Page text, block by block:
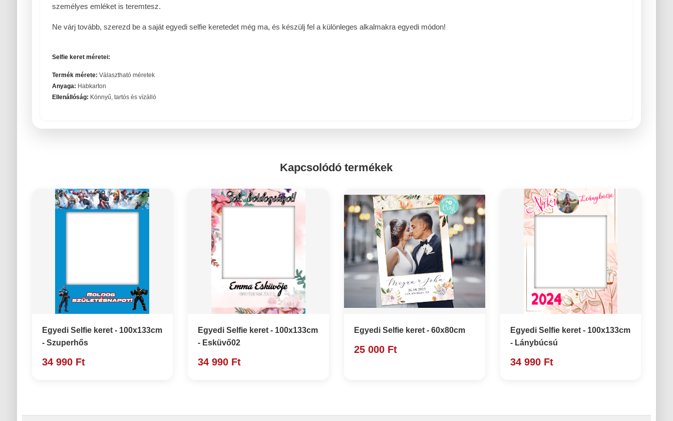
személyes emléket is teremtesz.
Ne várj tovább, szerezd be a saját egyedi selfie keretedet még ma, és készülj fel a különleges alkalmakra egyedi módon!
Selfie keret méretei:
Termék mérete: Választható méretek
Anyaga: Habkarton
Ellenállóság: Könnyű, tartós és vízálló
Kapcsolódó termékek
Egyedi Selfie keret - 100x133cm
- Szuperhős
34 990 Ft
Egyedi Selfie keret - 100x133cm
- Esküvő02
34 990 Ft
Egyedi Selfie keret - 60x80cm
25 000 Ft
Egyedi Selfie keret - 100x133cm
- Lánybúcsú
34 990 Ft